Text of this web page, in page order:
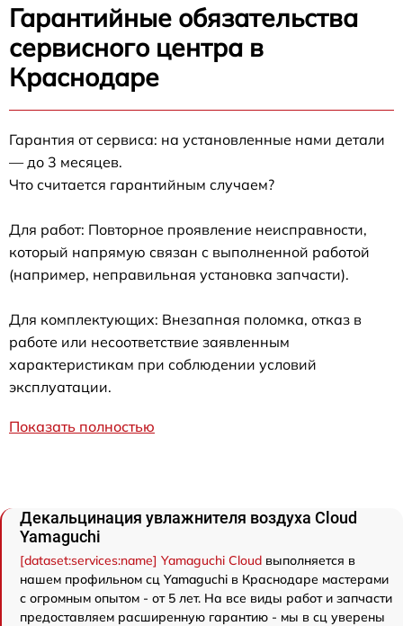
Гарантийные обязательства
сервисного центра в
Краснодаре
Гарантия от сервиса: на установленные нами детали
— до 3 месяцев.
Что считается гарантийным случаем?
Для работ: Повторное проявление неисправности,
который напрямую связан с выполненной работой
(например, неправильная установка запчасти).
Для комплектующих: Внезапная поломка, отказ в
работе или несоответствие заявленным
характеристикам при соблюдении условий
эксплуатации.
Показать полностью
Декальцинация увлажнителя воздуха Cloud
Yamaguchi
[dataset:services:name] Yamaguchi Cloud выполняется в
нашем профильном сц Yamaguchi в Краснодаре мастерами
с огромным опытом - от 5 лет. На все виды работ и запчасти
предоставляем расширенную гарантию - мы в сц уверены